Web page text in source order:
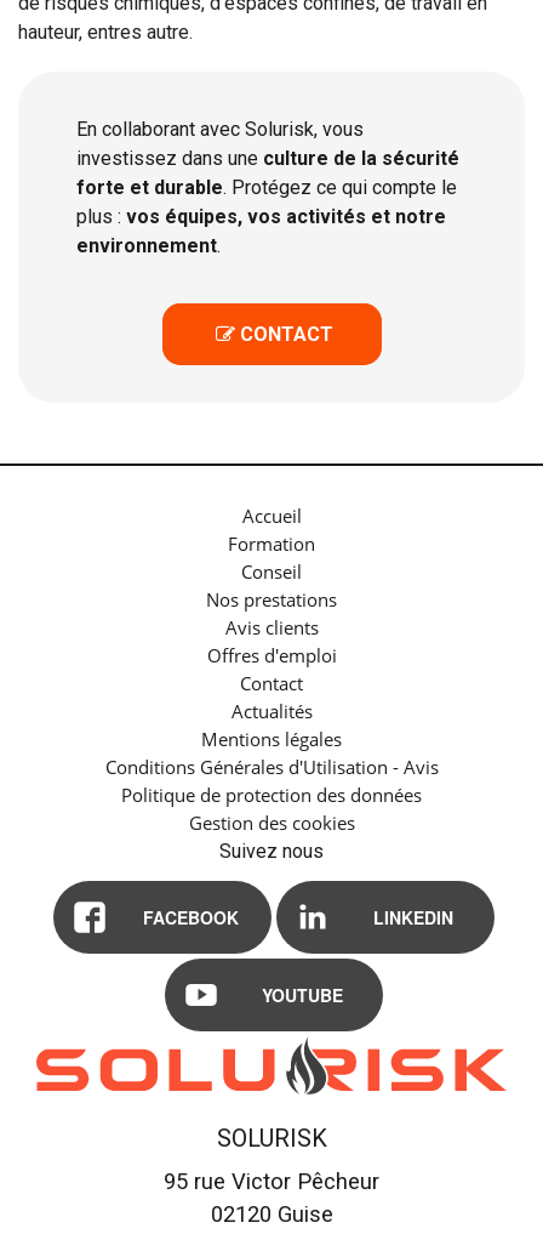
hauteur, entres autre.
En collaborant avec Solurisk, vous
investissez dans une culture de la sécurité
forte et durable. Protégez ce qui compte le
plus : vos équipes, vos activités et notre
environnement.
 CONTACT
Accueil
Formation
Conseil
Nos prestations
Avis clients
Offres d'emploi
Contact
Actualités
Mentions légales
Conditions Générales d'Utilisation - Avis
Politique de protection des données
Gestion des cookies
Suivez nous
FACEBOOK LINKEDIN
YOUTUBE
SOLURISK
95 rue Victor Pêcheur
02120 Guise